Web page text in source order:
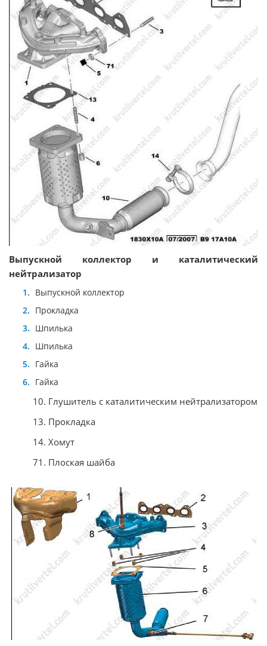
Выпускной коллектор и каталитический
нейтрализатор
Выпускной коллектор
Прокладка
Шпилька
Шпилька
Гайка
Гайка
10. Глушитель с каталитическим нейтрализатором
13. Прокладка
14. Хомут
71. Плоская шайба